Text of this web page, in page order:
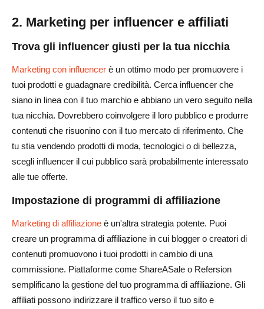
2. Marketing per influencer e affiliati
Trova gli influencer giusti per la tua nicchia
Marketing con influencer è un ottimo modo per promuovere i
tuoi prodotti e guadagnare credibilità. Cerca influencer che
siano in linea con il tuo marchio e abbiano un vero seguito nella
tua nicchia. Dovrebbero coinvolgere il loro pubblico e produrre
contenuti che risuonino con il tuo mercato di riferimento. Che
tu stia vendendo prodotti di moda, tecnologici o di bellezza,
scegli influencer il cui pubblico sarà probabilmente interessato
alle tue offerte.
Impostazione di programmi di affiliazione
Marketing di affiliazione è un'altra strategia potente. Puoi
creare un programma di affiliazione in cui blogger o creatori di
contenuti promuovono i tuoi prodotti in cambio di una
commissione. Piattaforme come ShareASale o Refersion
semplificano la gestione del tuo programma di affiliazione. Gli
affiliati possono indirizzare il traffico verso il tuo sito e